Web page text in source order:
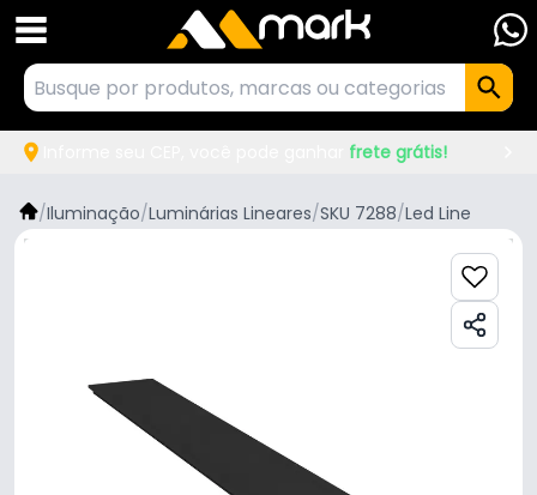
frete grátis!
/Iluminação/Luminárias Lineares/SKU 7288/Led Line